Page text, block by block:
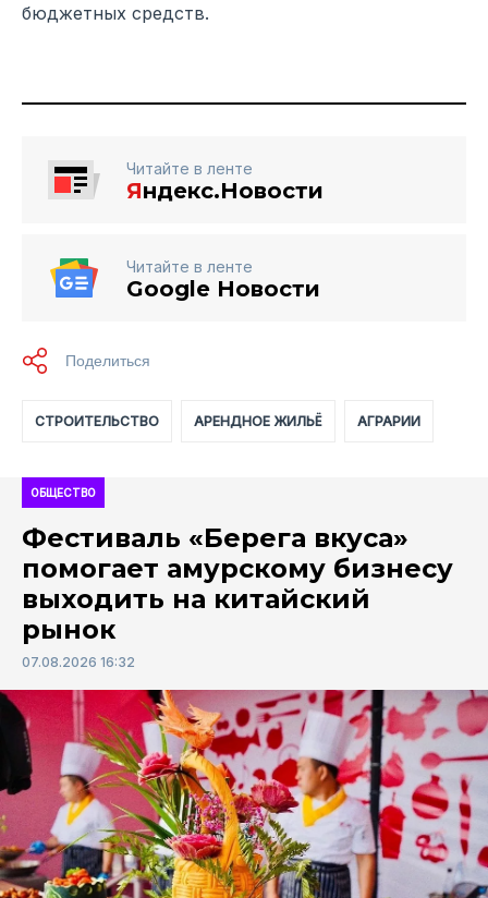
бюджетных средств.
Читайте в ленте
Яндекс.Новости
Читайте в ленте
Google Новости
СТРОИТЕЛЬСТВО АРЕНДНОЕ ЖИЛЬЁ АГРАРИИ
ОБЩЕСТВО
Фестиваль «Берега вкуса»
помогает амурскому бизнесу
выходить на китайский
рынок
07.08.2026 16:32